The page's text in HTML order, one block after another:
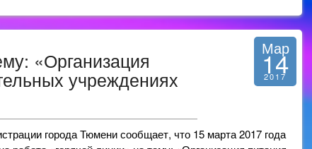
«Организация
учреждениях
Мар
14
2017
города Тюмени сообщает, что 15 марта 2017 года